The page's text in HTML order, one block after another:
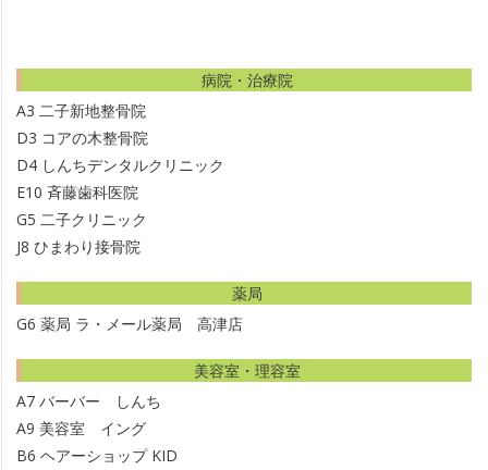
病院・治療院
A3 二子新地整骨院
D3 コアの木整骨院
D4 しんちデンタルクリニック
E10 斉藤歯科医院
G5 二子クリニック
J8 ひまわり接骨院
薬局
G6 薬局 ラ・メール薬局 高津店
美容室・理容室
A7 バーバー しんち
A9 美容室 イング
B6 ヘアーショップ KID